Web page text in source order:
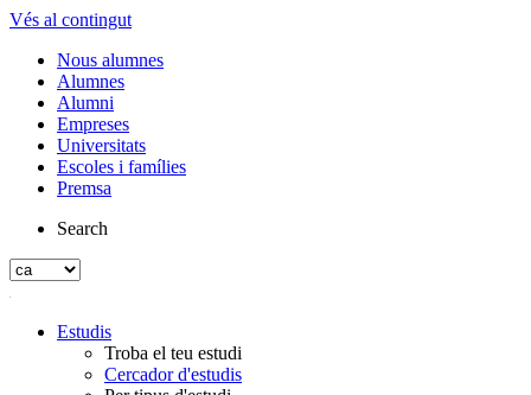
Vés al contingut
Nous alumnes
Alumnes
Alumni
Empreses
Universitats
Escoles i famílies
Premsa
Search
Estudis
Troba el teu estudi
Cercador d'estudis